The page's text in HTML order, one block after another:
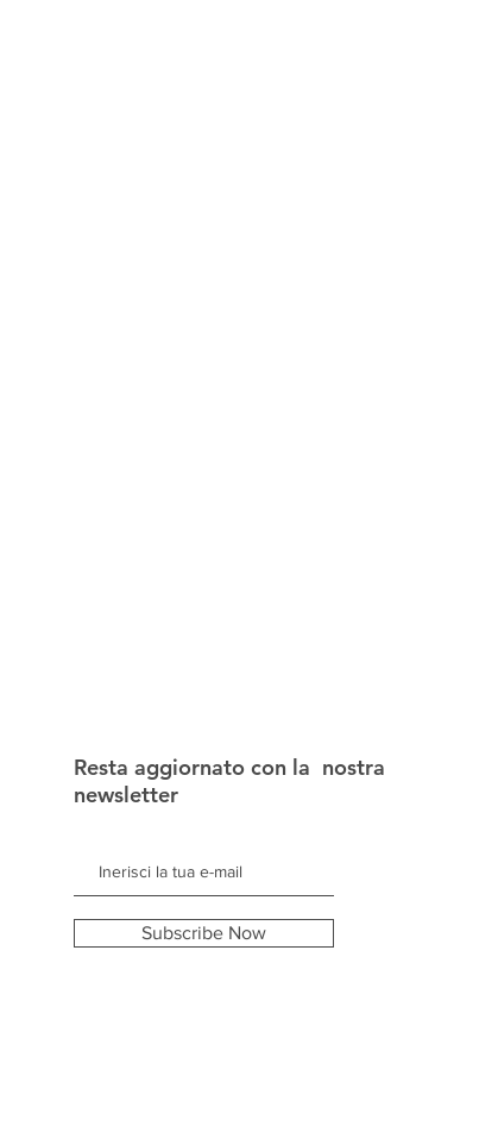
Resta aggiornato con la nostra
newsletter
Subscribe Now